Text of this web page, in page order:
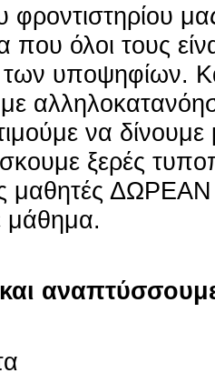
που όλοι τους
υπο­ψη­φί­ων.
με
να
ξερές
μα­θη­τές ΔΩ­ΡΕ­ΑΝ
μά­θη­μα.